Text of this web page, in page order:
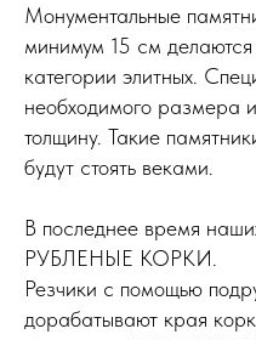
Монументальные
минимум 15 см делаются
категории элитных.
необходимого размера
толщину. Такие
будут стоять веками.
В последнее время
РУБЛЕНЫЕ КОРКИ.
Резчики с помощью
дорабатывают края